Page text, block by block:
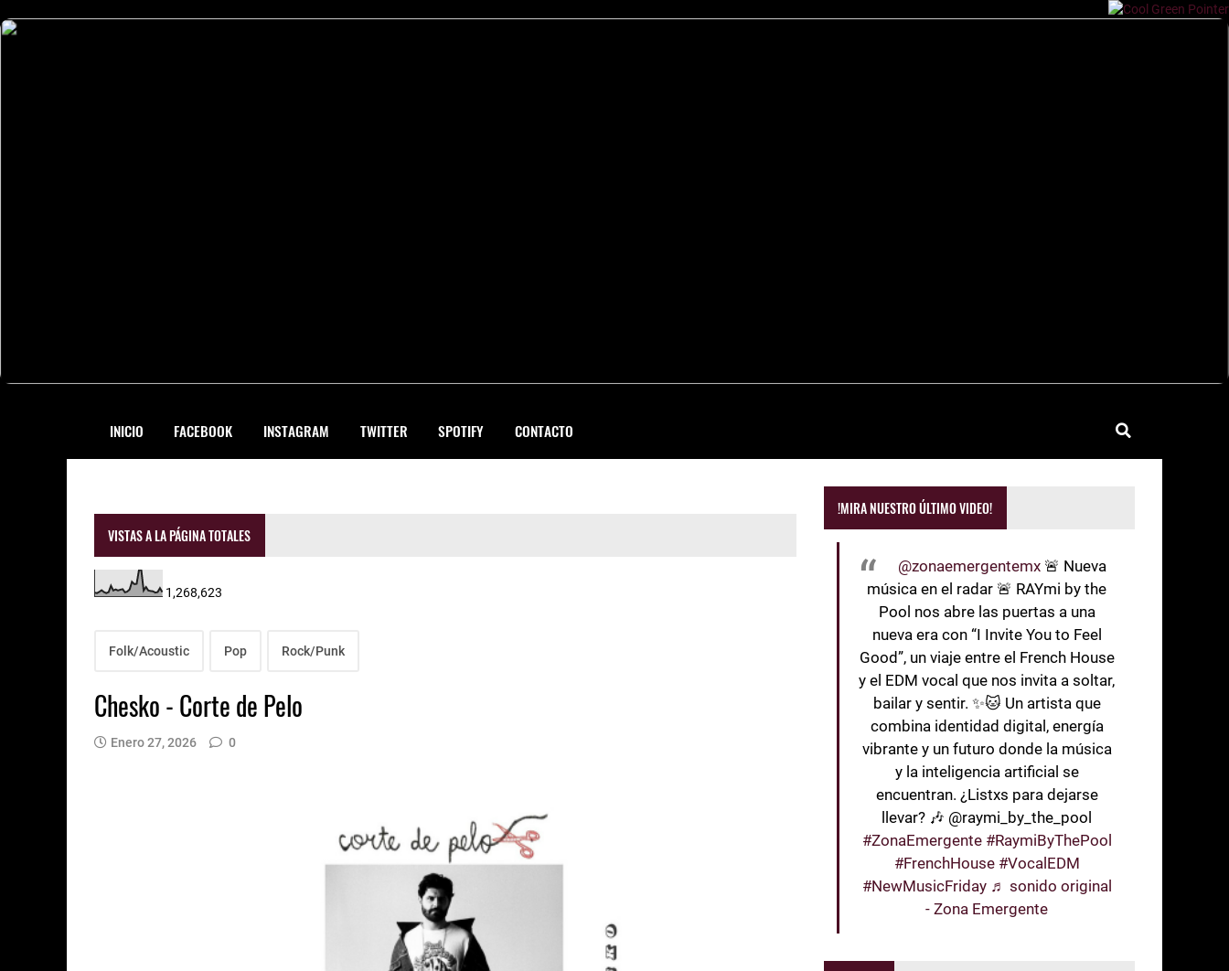
INICIO FACEBOOK INSTAGRAM TWITTER SPOTIFY CONTACTO
VISTAS A LA PÁGINA TOTALES
1,268,623
Folk/Acoustic Pop Rock/Punk
Chesko - Corte de Pelo
Enero 27, 2026 0
!MIRA NUESTRO ÚLTIMO VIDEO!
@zonaemergentemx 🚨 Nueva
música en el radar 🚨 RAYmi by the
Pool nos abre las puertas a una
nueva era con “I Invite You to Feel
Good”, un viaje entre el French House
y el EDM vocal que nos invita a soltar,
bailar y sentir. ✨🐱 Un artista que
combina identidad digital, energía
vibrante y un futuro donde la música
y la inteligencia artificial se
encuentran. ¿Listxs para dejarse
llevar? 🎶 @raymi_by_the_pool
#ZonaEmergente #RaymiByThePool
#FrenchHouse #VocalEDM
#NewMusicFriday ♬ sonido original
- Zona Emergente